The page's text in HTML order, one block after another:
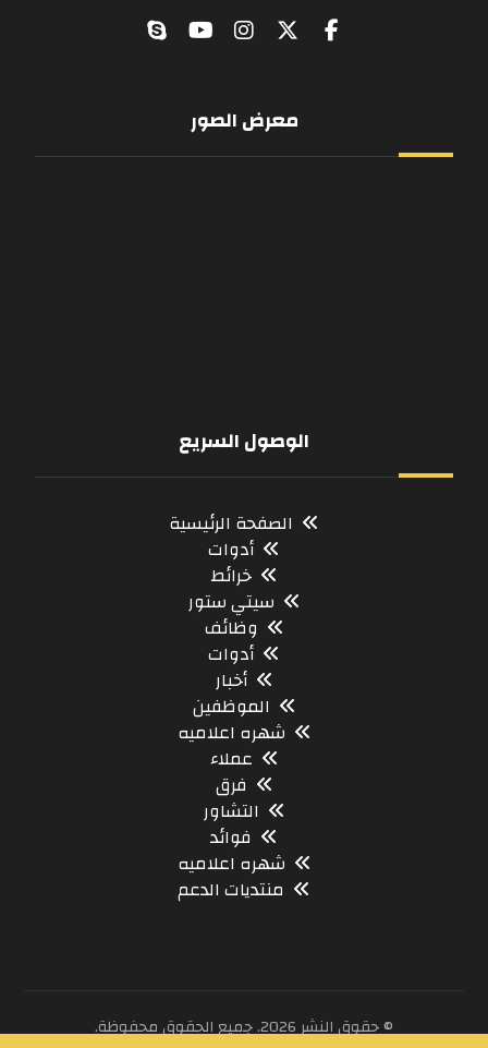
معرض الصور
الوصول السريع
الصفحة الرئيسية
أدوات
خرائط
سيتي ستور
وظائف
أدوات
أخبار
الموظفين
شهره اعلاميه
عملاء
فرق
التشاور
فوائد
شهره اعلاميه
منتديات الدعم
© حقوق النشر 2026. جميع الحقوق محفوظة.